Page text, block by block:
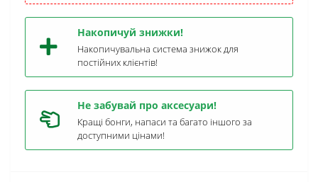
Накопичуй знижки!
Накопичувальна система знижок для
постійних клієнтів!
Не забувай про аксесуари!
Кращі бонги, напаси та багато іншого за
доступними цінами!